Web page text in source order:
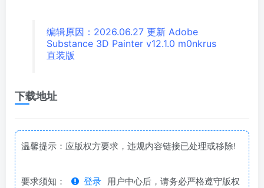
编辑原因：2026.06.27 更新 Adobe
Substance 3D Painter v12.1.0 m0nkrus
直装版
下载地址
温馨提示：应版权方要求，违规内容链接已处理或移除!
要求须知： 登录 用户中心后，请务必严格遵守版权